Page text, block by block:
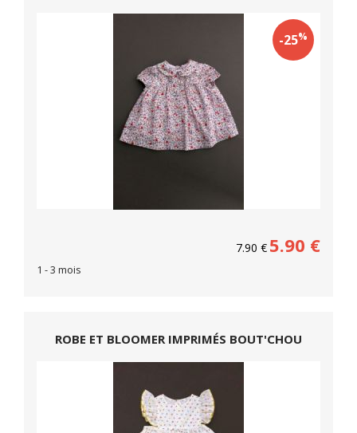
-25%
7.90 € 5.90 €
1 - 3 mois
ROBE ET BLOOMER IMPRIMÉS BOUT'CHOU